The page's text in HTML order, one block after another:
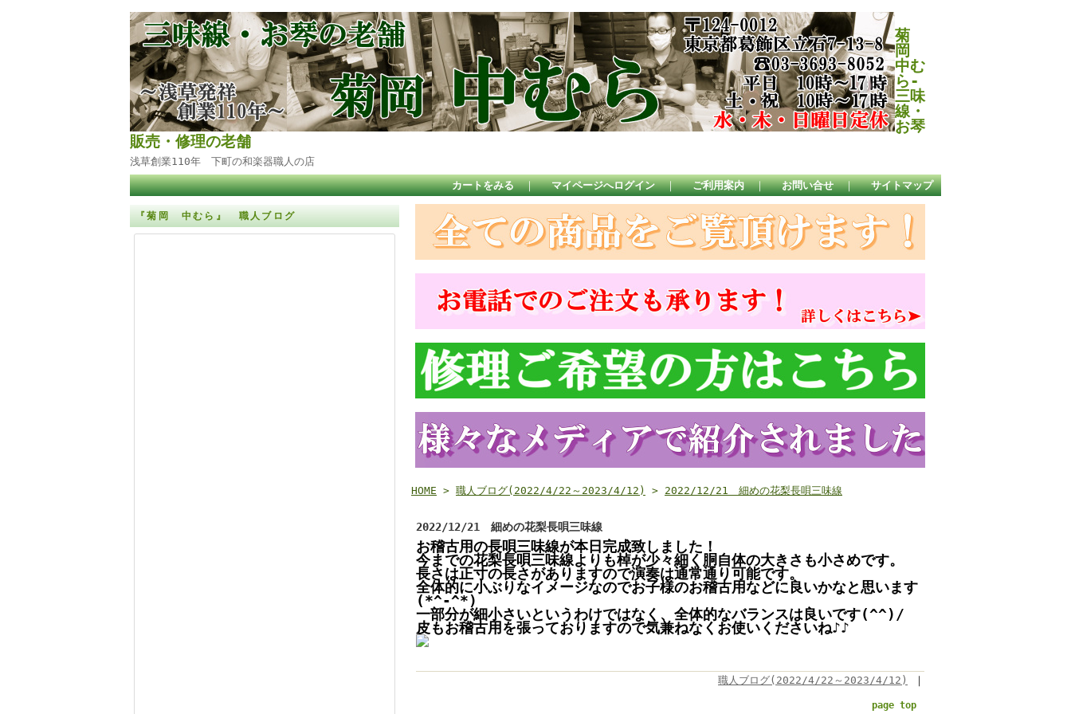
菊
岡
中む
ら-
三味
線・
お琴
販売・修理の老舗
浅草創業110年 下町の和楽器職人の店
カートをみる ｜ マイページへログイン ｜ ご利用案内 ｜ お問い合せ ｜ サイトマップ
『菊岡 中むら』 職人ブログ
HOME > 職人ブログ(2022/4/22～2023/4/12) > 2022/12/21 細めの花梨長唄三味線
2022/12/21 細めの花梨長唄三味線
お稽古用の長唄三味線が本日完成致しました！
今までの花梨長唄三味線よりも棹が少々細く胴自体の大きさも小さめです。
長さは正寸の長さがありますので演奏は通常通り可能です。
全体的に小ぶりなイメージなのでお子様のお稽古用などに良いかなと思います
(*^-^*)
一部分が細小さいというわけではなく、全体的なバランスは良いです(^^)/
皮もお稽古用を張っておりますので気兼ねなくお使いくださいね♪♪
職人ブログ(2022/4/22～2023/4/12) ｜
page top